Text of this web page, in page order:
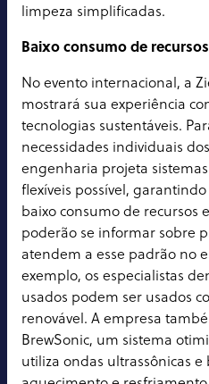
limpeza simplificadas.
Baixo consumo de
No evento internacional, a
mostrará sua experiência
tecnologias sustentáveis.
necessidades individuais
engenharia projeta
flexíveis possível,
baixo consumo de recursos
poderão se informar sobre
atendem a esse padrão no
exemplo, os especialistas
usados podem ser usados
renovável. A empresa
BrewSonic, um sistema
utiliza ondas ultrassônicas